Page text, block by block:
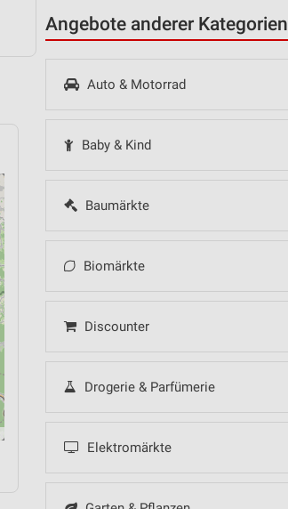
Angebote anderer Kategorien
Auto & Motorrad
Baby & Kind
Baumärkte
Biomärkte
Discounter
Drogerie & Parfümerie
Elektromärkte